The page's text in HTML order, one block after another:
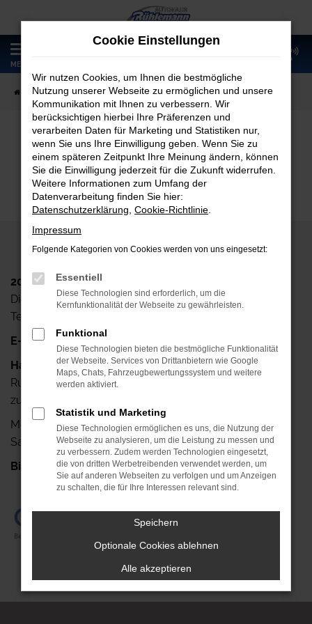
Zum
Hauptinhalt
springen
MENÜ
Startseite Fahrzeugangebote Fahrzeugmarkt
Fahrzeugmarkt
2024 Autohaus Rühlemann GmbH
Dieskaustr. 102, D-04249 Leipzig
Telefax: +49 341-42640-25
E-Mail:
info@autohaus-ruehlemann.de
Haben Sie noch Fragen?
Rufen Sie uns doch einfach an, wir stehen Ihnen gerne
zur Verfügung.
Mo.- Fr.: 7.00 Uhr bis 18.00 Uhr
Sa.: 08.00 Uhr bis 13.00 Uhr
Bis gleich! +49 341-42640-0
Cookie Einstellungen
Wir nutzen Cookies, um Ihnen die bestmögliche
Nutzung unserer Webseite zu ermöglichen und unsere
Kommunikation mit Ihnen zu verbessern. Wir
berücksichtigen hierbei Ihre Präferenzen und
verarbeiten Daten für Marketing und Statistiken nur,
wenn Sie uns Ihre Einwilligung geben. Wenn Sie zu
einem späteren Zeitpunkt Ihre Meinung ändern, können
Sie die Einwilligung jederzeit für die Zukunft widerrufen.
Weitere Informationen zum Umfang der
Datenverarbeitung finden Sie hier:
Datenschutzerklärung Cookie-Richtlinie
Impressum
Folgende Kategorien von Cookies werden von uns eingesetzt:
Essentiell
Diese Technologien sind erforderlich, um die
Kernfunktionalität der Webseite zu gewährleisten.
Funktional
Diese Technologien bieten die bestmögliche Funktionalität
der Webseite. Services von Drittanbietern wie Google
Maps, Chats, Fahrzeugbewertungssystem und weitere
werden aktiviert.
Statistik und Marketing
Diese Technologien ermöglichen es uns, die Nutzung der
Webseite zu analysieren, um die Leistung zu messen und
zu verbessern. Zudem werden Technologien eingesetzt,
die von dritten Werbetreibenden verwendet werden, um
Sie auf anderen Webseiten zu verfolgen und um Anzeigen
zu schalten, die für Ihre Interessen relevant sind.
Speichern
Optionale Cookies ablehnen
Alle akzeptieren